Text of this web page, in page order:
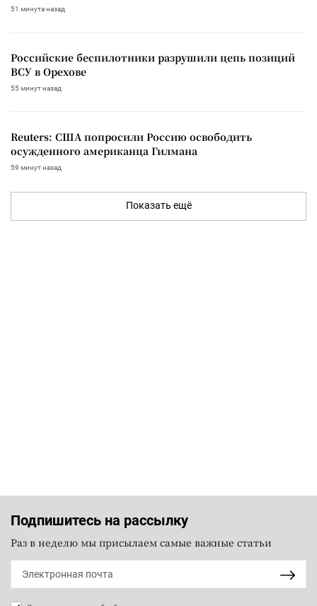
51 минута назад
Российские беспилотники разрушили цепь позиций
ВСУ в Орехове
55 минут назад
Reuters: США попросили Россию освободить
осужденного американца Гилмана
59 минут назад
Показать ещё
Подпишитесь на рассылку
Раз в неделю мы присылаем самые важные статьи